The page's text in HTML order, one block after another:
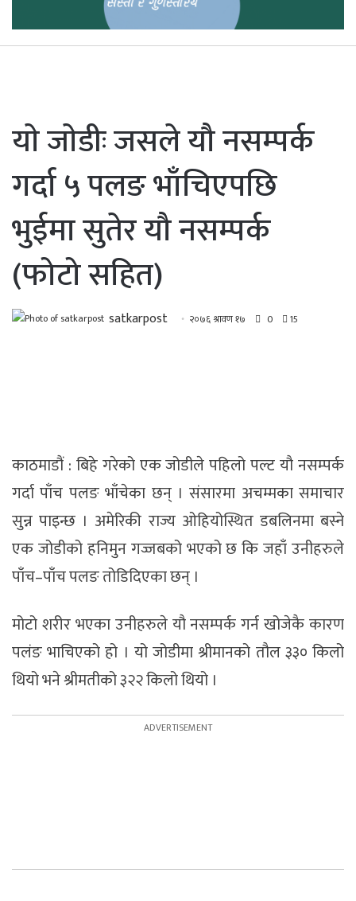
याे जाेडीः जसले यौ नसम्पर्क
गर्दा ५ पलङ भाँचिएपछि
भुईमा सुतेर यौ नसम्पर्क
(फोटो सहित)
satkarpost २०७६ श्रावण १७ 0 15
काठमाडौं : बिहे गरेको एक जोडीले पहिलो पल्ट यौ नसम्पर्क
गर्दा पाँच पलङ भाँचेका छन् । संसारमा अचम्मका समाचार
सुन्न पाइन्छ । अमेरिकी राज्य ओहियोस्थित डबलिनमा बस्ने
एक जोडीको हनिमुन गज्जबको भएको छ कि जहाँ उनीहरुले
पाँच–पाँच पलङ तोडिदिएका छन् ।
मोटो शरीर भएका उनीहरुले यौ नसम्पर्क गर्न खोजेकै कारण
पलंङ भाचिएको हो । यो जोडीमा श्रीमानको तौल ३३० किलो
थियो भने श्रीमतीको ३२२ किलो थियो ।